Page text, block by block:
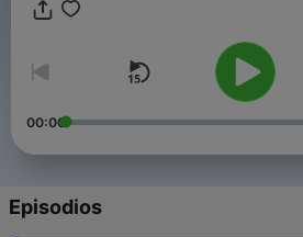
que su apoyo. Dios les pague y les
00:00
Episodios